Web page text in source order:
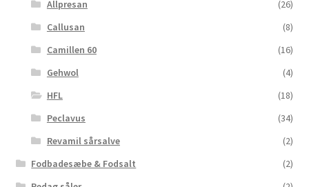
Allpresan
(26)
Callusan
(8)
Camillen 60
(16)
Gehwol
(4)
HFL
(18)
Peclavus
(34)
Revamil sårsalve
(2)
Fodbadesæbe & Fodsalt
(2)